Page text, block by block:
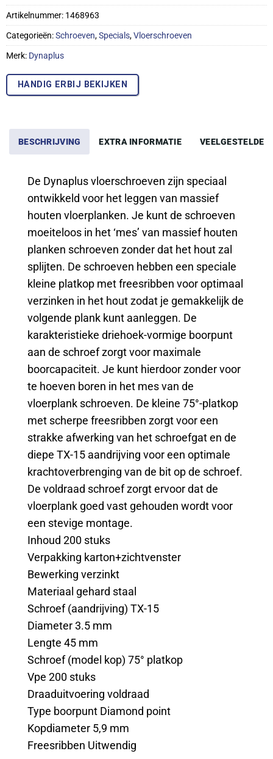
Artikelnummer: 1468963
Categorieën:Schroeven,Specials,Vloerschroeven
Merk: Dynaplus
HANDIG ERBIJ BEKIJKEN
BESCHRIJVING EXTRA INFORMATIE VEELGESTELDE
De Dynaplus vloerschroeven zijn speciaal
ontwikkeld voor het leggen van massief
houten vloerplanken. Je kunt de schroeven
moeiteloos in het ‘mes’ van massief houten
planken schroeven zonder dat het hout zal
splijten. De schroeven hebben een speciale
kleine platkop met freesribben voor optimaal
verzinken in het hout zodat je gemakkelijk de
volgende plank kunt aanleggen. De
karakteristieke driehoek-vormige boorpunt
aan de schroef zorgt voor maximale
boorcapaciteit. Je kunt hierdoor zonder voor
te hoeven boren in het mes van de
vloerplank schroeven. De kleine 75°-platkop
met scherpe freesribben zorgt voor een
strakke afwerking van het schroefgat en de
diepe TX-15 aandrijving voor een optimale
krachtoverbrenging van de bit op de schroef.
De voldraad schroef zorgt ervoor dat de
vloerplank goed vast gehouden wordt voor
een stevige montage.
Inhoud 200 stuks
Verpakking karton+zichtvenster
Bewerking verzinkt
Materiaal gehard staal
Schroef (aandrijving) TX-15
Diameter 3.5 mm
Lengte 45 mm
Schroef (model kop) 75° platkop
Vpe 200 stuks
Draaduitvoering voldraad
Type boorpunt Diamond point
Kopdiameter 5,9 mm
Freesribben Uitwendig